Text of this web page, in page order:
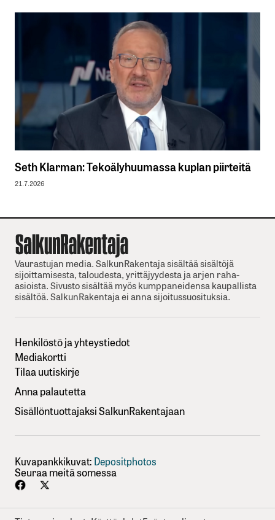
Seth Klarman: Tekoälyhuumassa kuplan piirteitä
21.7.2026
Vaurastujan media. SalkunRakentaja sisältää sisältöjä
sijoittamisesta, taloudesta, yrittäjyydesta ja arjen raha-
asioista. Sivusto sisältää myös kumppaneidensa kaupallista
sisältöä. SalkunRakentaja ei anna sijoitussuosituksia.
Henkilöstö ja yhteystiedot
Mediakortti
Tilaa uutiskirje
Anna palautetta
Sisällöntuottajaksi SalkunRakentajaan
Kuvapankkikuvat: Depositphotos
Seuraa meitä somessa